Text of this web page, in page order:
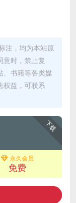
注，均为本站原
意时，禁止复
、书籍等各类媒
权益，可联系
下载
永久会员
免费